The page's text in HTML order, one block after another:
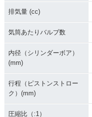
排気量 (cc)
気筒あたりバルブ数
内径（シリンダーボア）
(mm)
行程（ピストンストロー
ク）(mm)
圧縮比（:1）